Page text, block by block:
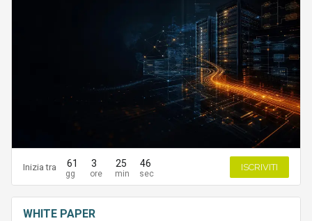
Inizia tra 61 3 25 45 ISCRIVITI
WHITE PAPER